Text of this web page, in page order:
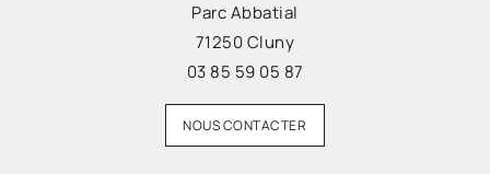
Parc Abbatial
71250 Cluny
03 85 59 05 87
NOUS CONTACTER